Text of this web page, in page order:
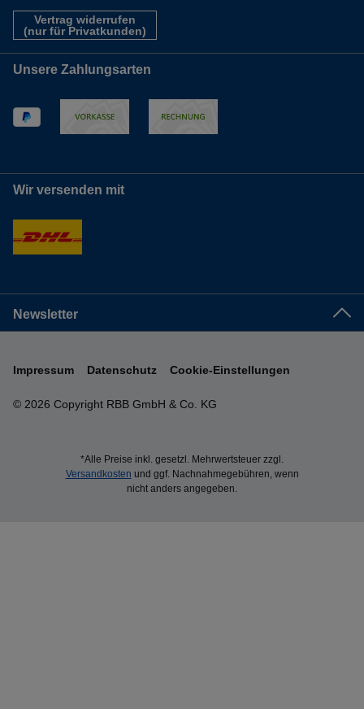
Vertrag widerrufen
(nur für Privatkunden)
Unsere Zahlungsarten
Wir versenden mit
Newsletter
© 2026 Copyright RBB GmbH & Co. KG
Impressum Datenschutz Cookie-Einstellungen
*Alle Preise inkl. gesetzl. Mehrwertsteuer zzgl.
Versandkosten und ggf. Nachnahmegebühren, wenn
nicht anders angegeben.